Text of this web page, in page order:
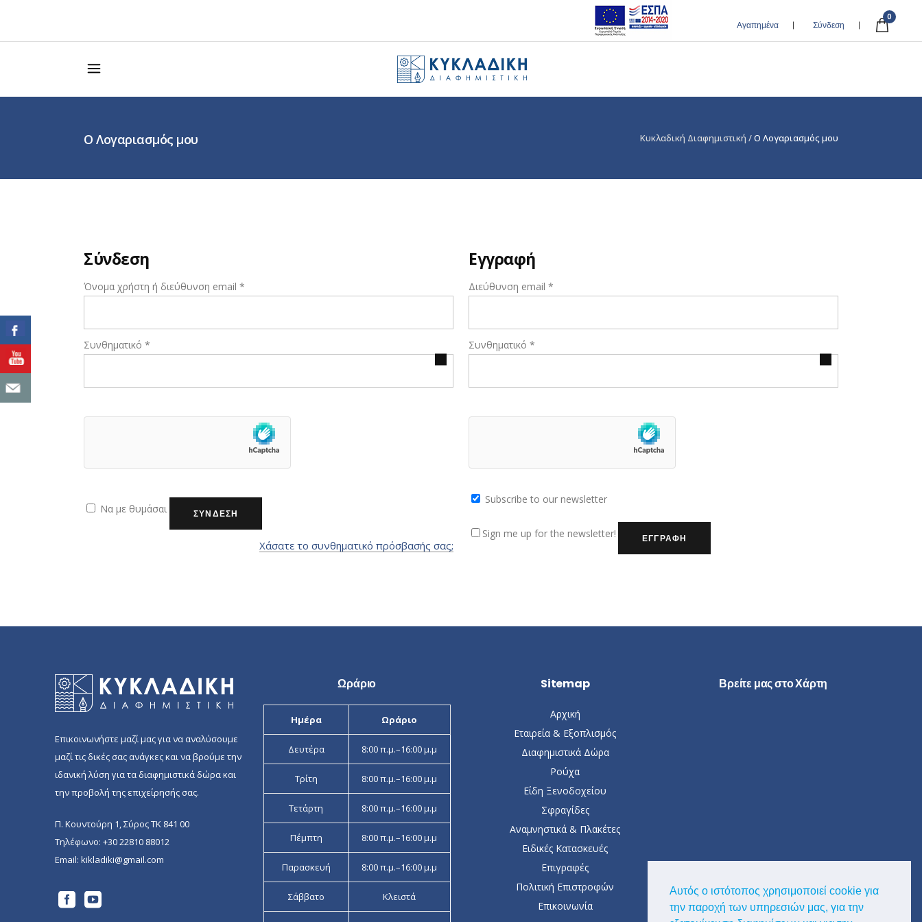
Αυτός ο ιστότοπος χρησιμοποιεί cookie για
την παροχή των υπηρεσιών μας, για την
Αγαπημένα Σύνδεση
0
Ο Λογαριασμός μου Κυκλαδική Διαφημιστική /Ο Λογαριασμός μου
Σύνδεση
Όνομα χρήστη ή διεύθυνση email *
Συνθηματικό *
Να με θυμάσαι ΣΥΝΔΕΣΗ
Χάσατε το συνθηματικό πρόσβασής σας;
Εγγραφή
Διεύθυνση email *
Συνθηματικό *
Subscribe to our newsletter
Sign me up for the newsletter! ΕΓΓΡΑΦΗ
Επικοινωνήστε μαζί μας για να αναλύσουμε
μαζί τις δικές σας ανάγκες και να βρούμε την
ιδανική λύση για τα διαφημιστικά δώρα και
την προβολή της επιχείρησής σας.
Π. Κουντούρη 1, Σύρος ΤΚ 841 00
Τηλέφωνο: +30 22810 88012
Email: kikladiki@gmail.com
Ωράριο
Ημέρα Ωράριο
Δευτέρα 8:00 π.μ.–16:00 μ.μ
Τρίτη 8:00 π.μ.–16:00 μ.μ
Τετάρτη 8:00 π.μ.–16:00 μ.μ
Πέμπτη 8:00 π.μ.–16:00 μ.μ
Παρασκευή 8:00 π.μ.–16:00 μ.μ
Σάββατο Κλειστά
Sitemap
Αρχική
Εταιρεία & Εξοπλισμός
Διαφημιστικά Δώρα
Ρούχα
Είδη Ξενοδοχείου
Σφραγίδες
Αναμνηστικά & Πλακέτες
Ειδικές Κατασκευές
Επιγραφές
Πολιτική Επιστροφών
Επικοινωνία
Βρείτε μας στο Χάρτη